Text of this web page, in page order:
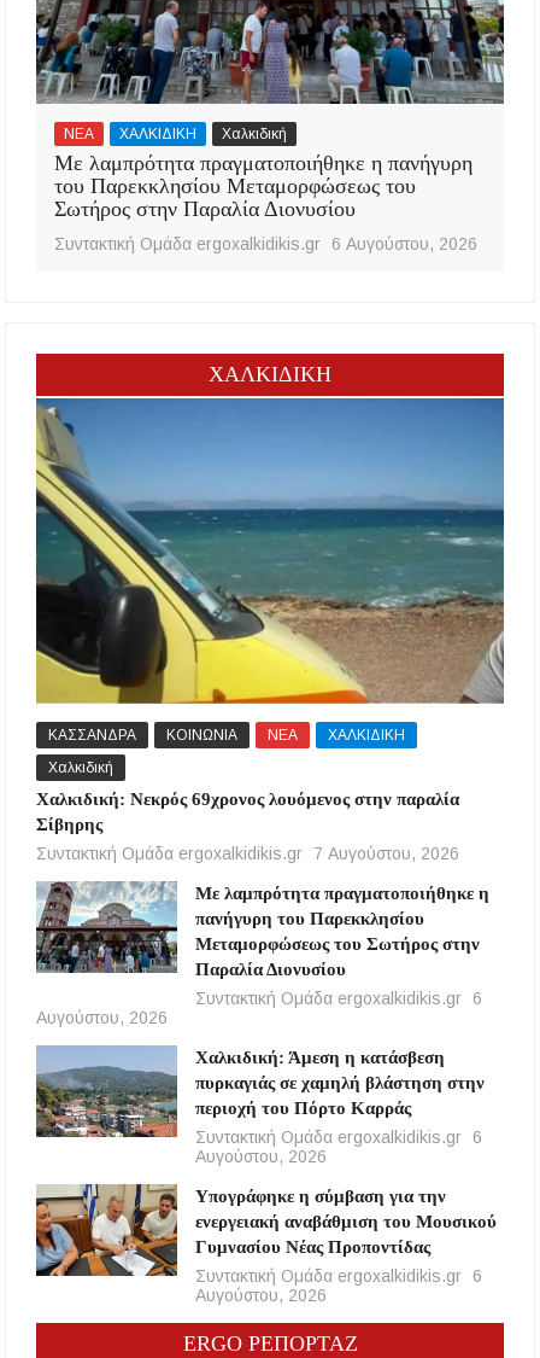
ΝΕΑ ΧΑΛΚΙΔΙΚΗ Χαλκιδική
Με λαμπρότητα πραγματοποιήθηκε η πανήγυρη
του Παρεκκλησίου Μεταμορφώσεως του
Σωτήρος στην Παραλία Διονυσίου
Συντακτική Ομάδα ergoxalkidikis.gr 6 Αυγούστου, 2026
ΧΑΛΚΙΔΙΚΗ
ΚΑΣΣΑΝΔΡΑ ΚΟΙΝΩΝΙΑ ΝΕΑ
ΧΑΛΚΙΔΙΚΗ
Χαλκιδική
Χαλκιδική: Νεκρός 69χρονος λουόμενος στην παραλία
Σίβηρης
Συντακτική Ομάδα ergoxalkidikis.gr
7 Αυγούστου, 2026
Με λαμπρότητα πραγματοποιήθηκε η
πανήγυρη του Παρεκκλησίου
Μεταμορφώσεως του Σωτήρος στην
Παραλία Διονυσίου
Συντακτική Ομάδα ergoxalkidikis.gr
6
Αυγούστου, 2026
Χαλκιδική: Άμεση η κατάσβεση
πυρκαγιάς σε χαμηλή βλάστηση στην
περιοχή του Πόρτο Καρράς
Συντακτική Ομάδα ergoxalkidikis.gr
6
Αυγούστου, 2026
Υπογράφηκε η σύμβαση για την
ενεργειακή αναβάθμιση του Μουσικού
Γυμνασίου Νέας Προποντίδας
Συντακτική Ομάδα ergoxalkidikis.gr
6
Αυγούστου, 2026
ERGO ΡΕΠΟΡΤΑΖ